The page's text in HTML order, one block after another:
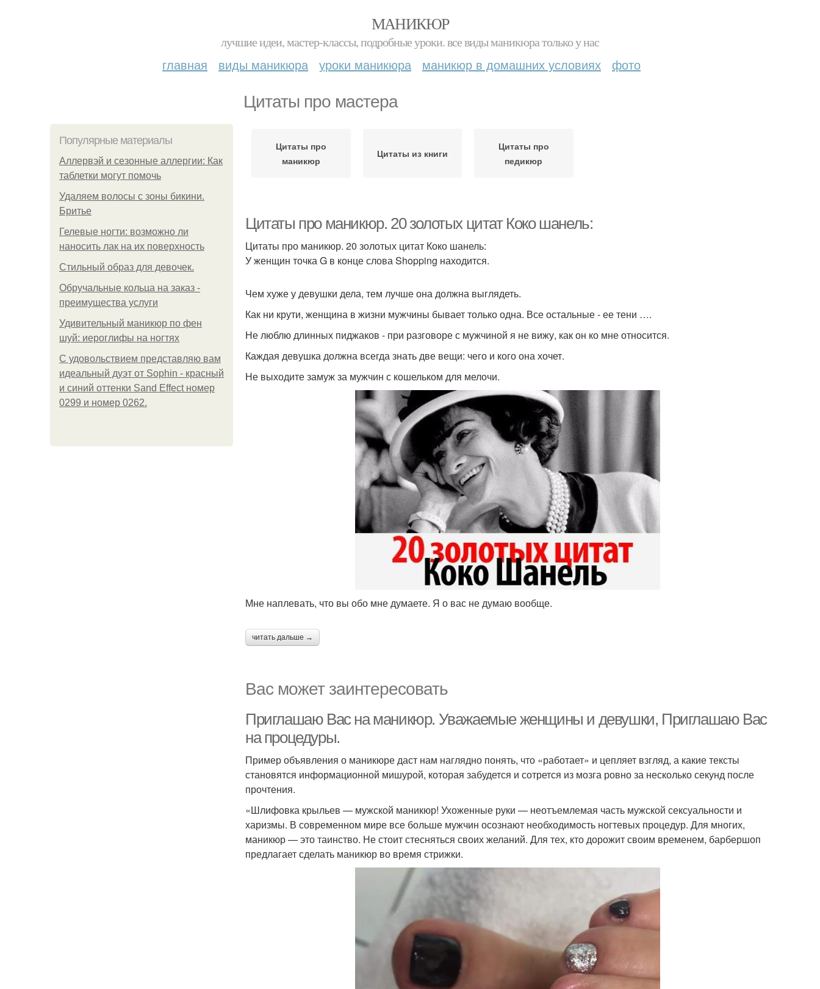
МАНИКЮР
лучшие идеи, мастер-классы, подробные уроки. все виды маникюра только у нас
главная виды маникюра уроки маникюра маникюр в домашних условиях фото
Цитаты про мастера
Популярные материалы
Аллервэй и сезонные аллергии: Как
таблетки могут помочь
Удаляем волосы с зоны бикини.
Бритье
Гелевые ногти: возможно ли
наносить лак на их поверхность
Стильный образ для девочек.
Обручальные кольца на заказ -
преимущества услуги
Удивительный маникюр по фен
шуй: иероглифы на ногтях
С удовольствием представляю вам
идеальный дуэт от Sophin - красный
и синий оттенки Sand Effect номер
0299 и номер 0262.
Цитаты про
маникюр
Цитаты из книги
Цитаты про
педикюр
Цитаты про маникюр. 20 золотых цитат Коко шанель:
Цитаты про маникюр. 20 золотых цитат Коко шанель:
У женщин точка G в конце слова Shopping находится.
Чем хуже у девушки дела, тем лучше она должна выглядеть.
Как ни крути, женщина в жизни мужчины бывает только одна. Все остальные - ее тени ….
Не люблю длинных пиджаков - при разговоре с мужчиной я не вижу, как он ко мне относится.
Каждая девушка должна всегда знать две вещи: чего и кого она хочет.
Не выходите замуж за мужчин с кошельком для мелочи.
Мне наплевать, что вы обо мне думаете. Я о вас не думаю вообще.
читать дальше →
Вас может заинтересовать
Приглашаю Вас на маникюр. Уважаемые женщины и девушки, Приглашаю Вас
на процедуры.
Пример объявления о маникюре даст нам наглядно понять, что «работает» и цепляет взгляд, а какие тексты
становятся информационной мишурой, которая забудется и сотрется из мозга ровно за несколько секунд после
прочтения.
«Шлифовка крыльев — мужской маникюр! Ухоженные руки — неотъемлемая часть мужской сексуальности и
харизмы. В современном мире все больше мужчин осознают необходимость ногтевых процедур. Для многих,
маникюр — это таинство. Не стоит стесняться своих желаний. Для тех, кто дорожит своим временем, барбершоп
предлагает сделать маникюр во время стрижки.